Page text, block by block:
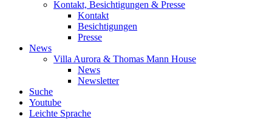
Kontakt, Besichtigungen & Presse
Kontakt
Besichtigungen
Presse
News
Villa Aurora & Thomas Mann House
News
Newsletter
Suche
Youtube
Leichte Sprache